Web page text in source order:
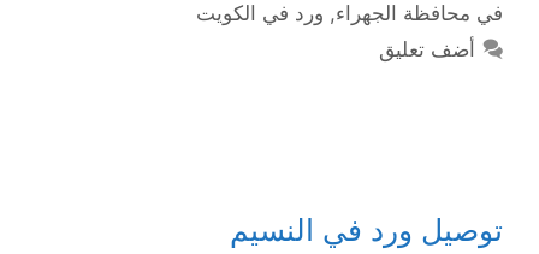
في محافظة الجهراء, ورد في الكويت
أضف تعليق
توصيل ورد في النسيم